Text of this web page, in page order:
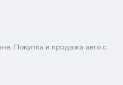
Покупка и продажа авто с